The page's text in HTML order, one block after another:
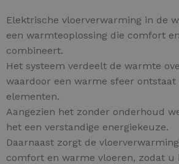
Elektrische vloerverwarming in de
een warmteoplossing die comfort
combineert.
Het systeem verdeelt de warmte
waardoor een warme sfeer
elementen.
Aangezien het zonder onderhoud
het een verstandige energiekeuze.
Daarnaast zorgt de
comfort en warme vloeren, zodat u